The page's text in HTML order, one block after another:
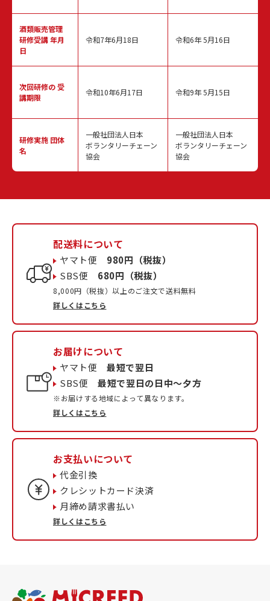
酒類販売管理
研修受講 年月
日
次回研修の受
講期限
研修実施 団体
名
令和7年6月18日
令和10年6月17日
一般社団法人日本
ボランタリーチェーン
協会
令和6年 5月16日
令和9年 5月15日
一般社団法人日本
ボランタリーチェーン
協会
配送料について
ヤマト便 980円（税抜）
SBS便 680円（税抜）
8,000円（税抜）以上のご注文で送料無料
詳しくはこちら
お届けについて
ヤマト便最短で翌日
SBS便最短で翌日の日中〜夕方
※お届けする地域によって異なります。
詳しくはこちら
お支払いについて
代金引換
クレシットカード決済
月締め請求書払い
詳しくはこちら